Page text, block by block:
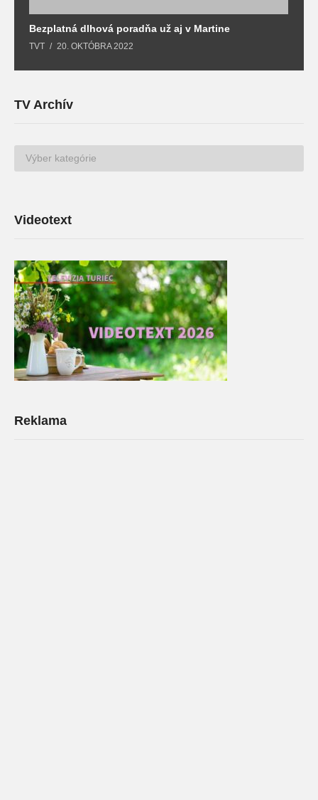
Bezplatná dlhová poradňa už aj v Martine
TVT 20. OKTÓBRA 2022
TV Archív
TV
Archív
Videotext
Reklama